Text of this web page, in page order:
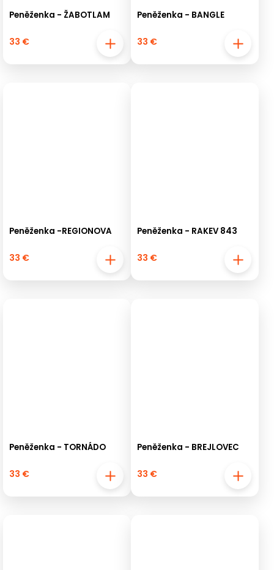
Peněženka - ŽABOTLAM
33 €
Peněženka - BANGLE
33 €
Peněženka -REGIONOVA
33 €
Peněženka - RAKEV 843
33 €
Peněženka - TORNÁDO
33 €
Peněženka - BREJLOVEC
33 €